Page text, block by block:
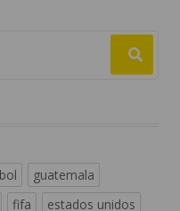
guatemala
fifa
estados unidos